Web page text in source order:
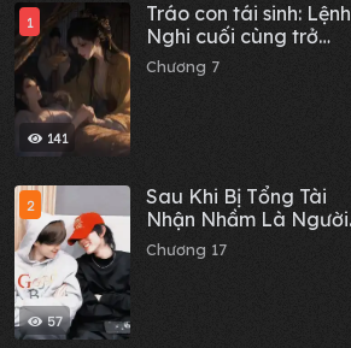
141
1
Tráo con tái sinh: Lệnh
Nghi cuối cùng trở
thành Thái tử phi
Chương 7
57
2
Sau Khi Bị Tổng Tài
Nhận Nhầm Là Người
Yêu Qua Mạng
Chương 17